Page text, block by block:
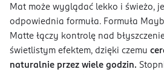
Mat może wyglądać lekko i świeżo,
odpowiednia formuła. Formuła
Matte łączy kontrolę nad
świetlistym efektem, dzięki czemu
naturalnie przez wiele godzin.